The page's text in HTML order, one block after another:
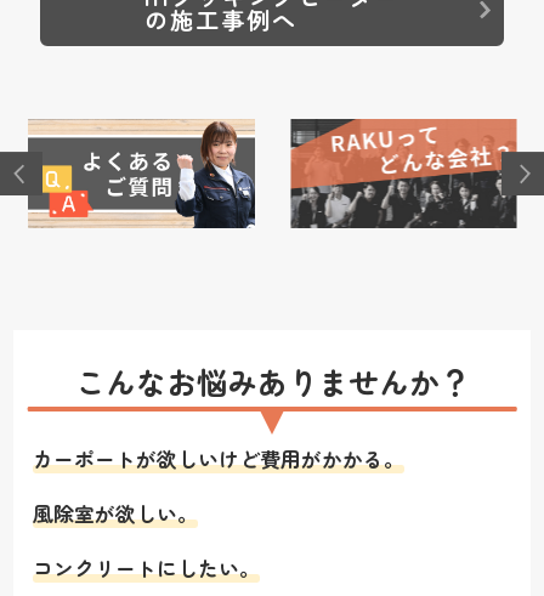
の施工事例へ
こんなお悩みありませんか？
カーポートが欲しいけど費用がかかる。
風除室が欲しい。
コンクリートにしたい。